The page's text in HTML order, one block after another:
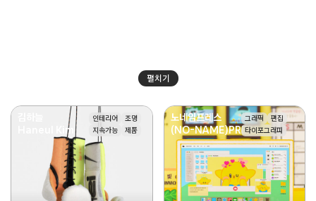
펼치기
Haneul Kim
인테리어
조명
지속가능
제품
노네임프레스
(NO-NAME)PRESS
그래픽
편집
타이포그래피